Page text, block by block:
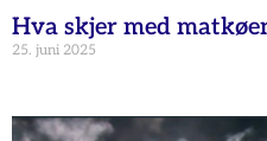
Hva skjer med
25. juni 2025